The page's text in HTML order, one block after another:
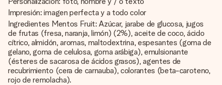
Impresión: imagen perfecta y a todo color
Ingredientes Mentos Fruit: Azúcar, jarabe de glucosa, jugos
de frutas (fresa, naranja, limón) (2%), aceite de coco, ácido
cítrico, almidón, aromas, maltodextrina, espesantes (goma de
gelano, goma de celulosa, goma arábiga), emulsionante
(ésteres de sacarosa de ácidos grasos), agentes de
recubrimiento (cera de carnauba), colorantes (beta-caroteno,
rojo de remolacha).